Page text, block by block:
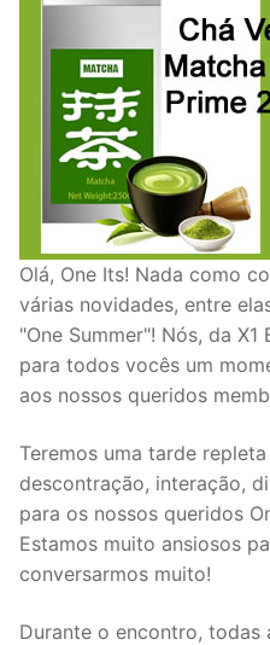
Olá, One Its! Nada como
várias novidades, entre
"One Summer"! Nós, da
para todos vocês um
aos nossos queridos
Teremos uma tarde
descontração, interação,
para os nossos queridos
Estamos muito ansiosos
conversarmos muito!
Durante o encontro,